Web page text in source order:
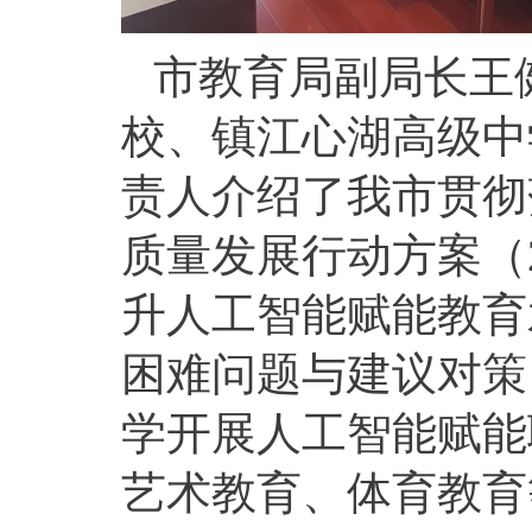
市教育局副局长王
校、镇江心湖高级
责人介绍了我市贯
质量发展行动方案
升人工智能赋能教
困难问题与建议对
学开展人工智能赋
艺术教育、体育教